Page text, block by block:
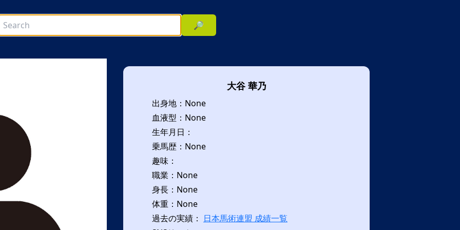
🔎
大谷 華乃
出身地：None
血液型：None
生年月日：
乗馬歴：None
趣味：
職業：None
身長：None
体重：None
過去の実績： 日本馬術連盟 成績一覧